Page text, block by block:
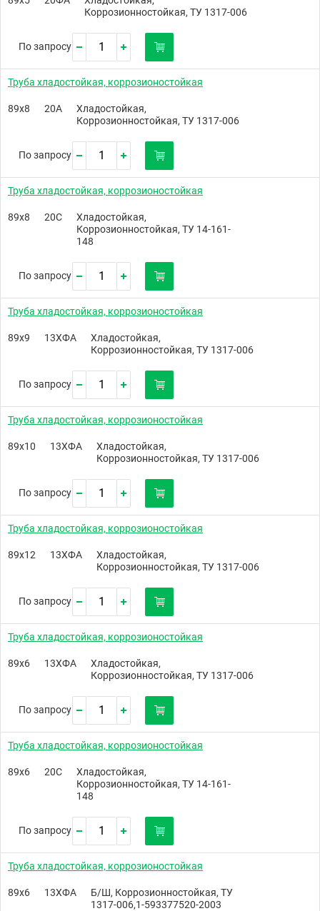
Коррозионностойкая, ТУ 1317-006
По запросу
Труба хладостойкая, коррозионостойкая
89х8 20А
Хладостойкая,
Коррозионностойкая, ТУ 1317-006
По запросу
Труба хладостойкая, коррозионостойкая
89х8 20С
Хладостойкая,
Коррозионностойкая, ТУ 14-161-
148
По запросу
Труба хладостойкая, коррозионостойкая
89х9 13ХФА
Хладостойкая,
Коррозионностойкая, ТУ 1317-006
По запросу
Труба хладостойкая, коррозионостойкая
89х10 13ХФА
Хладостойкая,
Коррозионностойкая, ТУ 1317-006
По запросу
Труба хладостойкая, коррозионостойкая
89х12 13ХФА
Хладостойкая,
Коррозионностойкая, ТУ 1317-006
По запросу
Труба хладостойкая, коррозионостойкая
89х6 13ХФА
Хладостойкая,
Коррозионностойкая, ТУ 1317-006
По запросу
Труба хладостойкая, коррозионостойкая
89х6 20С
Хладостойкая,
Коррозионностойкая, ТУ 14-161-
148
По запросу
Труба хладостойкая, коррозионостойкая
89х6 13ХФА
Б/Ш, Коррозионностойкая, ТУ
1317-006,1-593377520-2003